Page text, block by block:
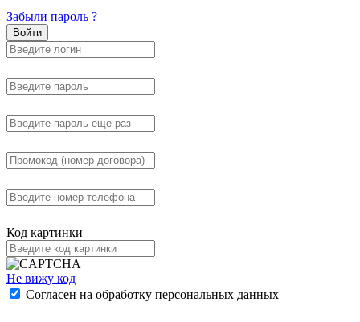
Забыли пароль ?
Код картинки
Не вижу код
Согласен на обработку персональных данных